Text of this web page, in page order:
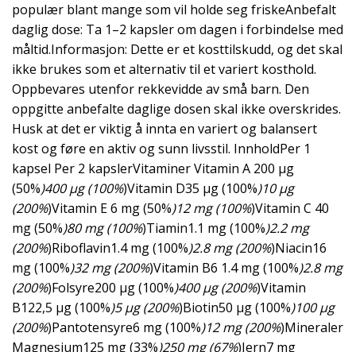
populær blant mange som vil holde seg friskeAnbefalt
daglig dose: Ta 1–2 kapsler om dagen i forbindelse med
måltid.Informasjon: Dette er et kosttilskudd, og det skal
ikke brukes som et alternativ til et variert kosthold.
Oppbevares utenfor rekkevidde av små barn. Den
oppgitte anbefalte daglige dosen skal ikke overskrides.
Husk at det er viktig å innta en variert og balansert
kost og føre en aktiv og sunn livsstil. InnholdPer 1
kapsel Per 2 kapslerVitaminer Vitamin A 200 µg
(50%)400 µg (100%)Vitamin D35 µg (100%)10 µg
(200%)Vitamin E 6 mg (50%)12 mg (100%)Vitamin C 40
mg (50%)80 mg (100%)Tiamin1.1 mg (100%)2.2 mg
(200%)Riboflavin1.4 mg (100%)2.8 mg (200%)Niacin16
mg (100%)32 mg (200%)Vitamin B6 1.4 mg (100%)2.8 mg
(200%)Folsyre200 µg (100%)400 µg (200%)Vitamin
B122,5 µg (100%)5 µg (200%)Biotin50 µg (100%)100 µg
(200%)Pantotensyre6 mg (100%)12 mg (200%)Mineraler
Magnesium125 mg (33%)250 mg (67%)Jern7 mg